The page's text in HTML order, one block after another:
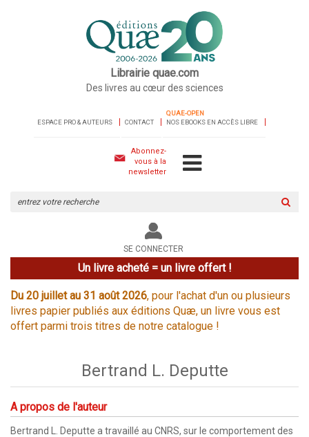
Librairie quae.com
Des livres au cœur des sciences
ESPACE PRO & AUTEURS CONTACT
QUAE-OPEN
NOS EBOOKS EN ACCÈS LIBRE
Abonnez-
vous à la
newsletter
le
site
SE CONNECTER
Un livre acheté = un livre offert !
Du 20 juillet au 31 août 2026, pour l'achat d'un ou plusieurs
livres papier publiés aux éditions Quæ, un livre vous est
offert parmi trois titres de notre catalogue !
Bertrand L. Deputte
A propos de l'auteur
Bertrand L. Deputte a travaillé au CNRS, sur le comportement des